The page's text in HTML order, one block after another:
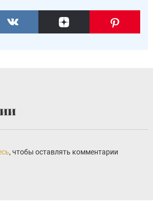
, чтобы оставлять комментарии